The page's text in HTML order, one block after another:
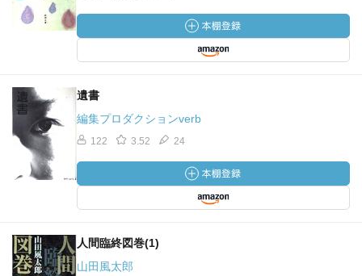
遺書
編集プロダクションverb
122 3.52 24
人間臨終図巻(1)
山田風太郎